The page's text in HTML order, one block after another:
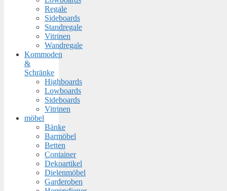
Regale
Sideboards
Standregale
Vitrinen
Wandregale
Kommoden
&
Schränke
Highboards
Lowboards
Sideboards
Vitrinen
möbel
Bänke
Barmöbel
Betten
Container
Dekoartikel
Dielenmöbel
Garderoben